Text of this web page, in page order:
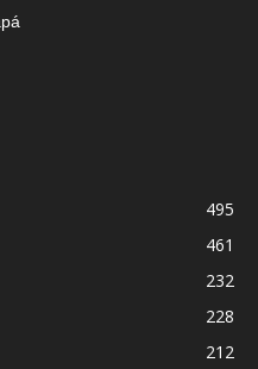
495
461
232
228
212